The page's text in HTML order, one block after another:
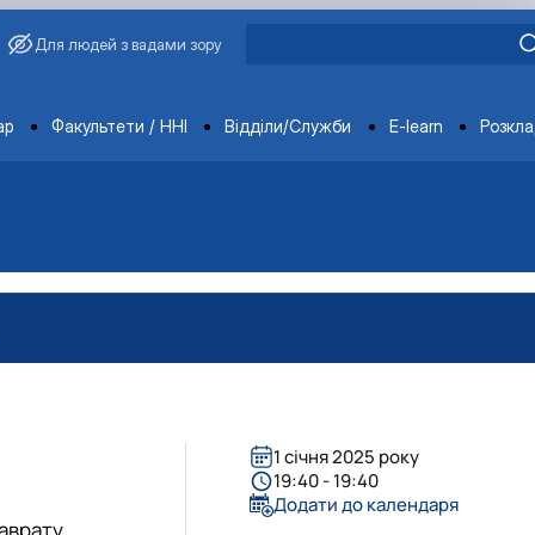
Для людей з вадами зору
Факультети / ННІ Відділи/Служби E-learn
факультету
НДІ рослинництва та ґрунтознавства агробіологічного
1 січня 2025 року
19:40 - 19:40
Додати до календаря